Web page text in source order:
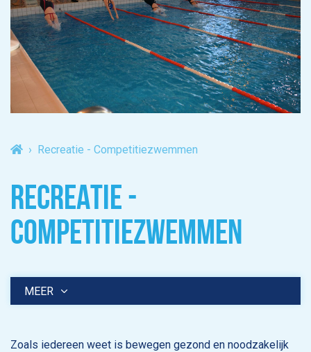
Recreatie - Competitiezwemmen
RECREATIE -
COMPETITIEZWEMMEN
MEER
Zoals iedereen weet is bewegen gezond en noodzakelijk